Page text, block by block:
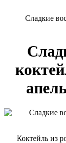
Сладкие
Коктейль из